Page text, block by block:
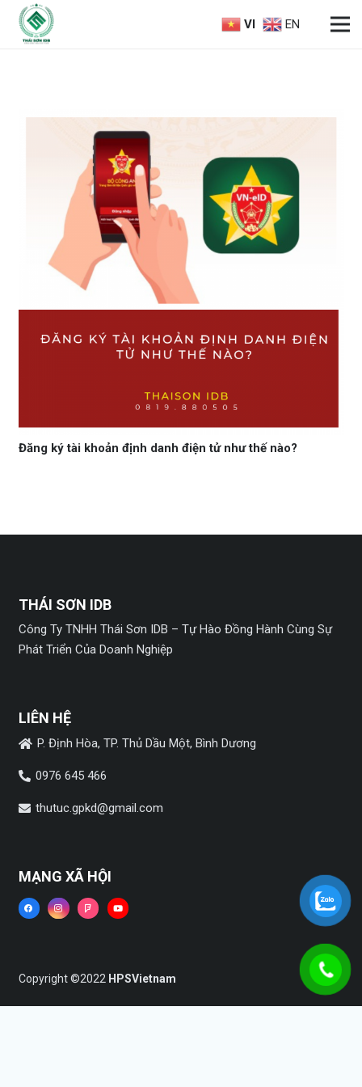
VI EN
Đăng ký tài khoản định danh điện tử như thế nào?
THÁI SƠN IDB
Công Ty TNHH Thái Sơn IDB – Tự Hào Đồng Hành Cùng Sự
Phát Triển Của Doanh Nghiệp
LIÊN HỆ
P. Định Hòa, TP. Thủ Dầu Một, Bình Dương
0976 645 466
thutuc.gpkd@gmail.com
MẠNG XÃ HỘI
Copyright ©2022 HPSVietnam